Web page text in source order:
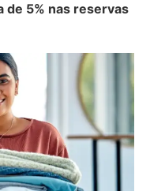
de 5% nas reservas